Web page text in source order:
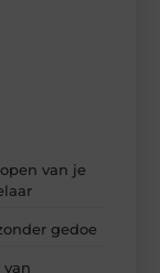
van je
gedoe
van